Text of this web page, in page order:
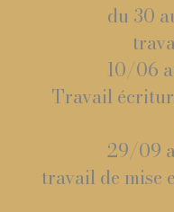
du 30
10/06
Travail
29/09
travail de mise